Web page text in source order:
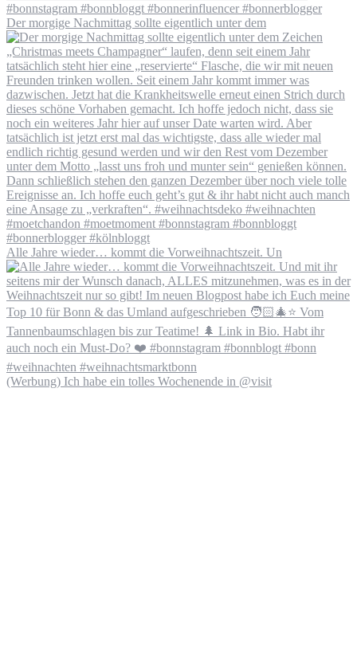
Der morgige Nachmittag sollte eigentlich unter dem
Alle Jahre wieder… kommt die Vorweihnachtszeit. Un
(Werbung) Ich habe ein tolles Wochenende in @visit